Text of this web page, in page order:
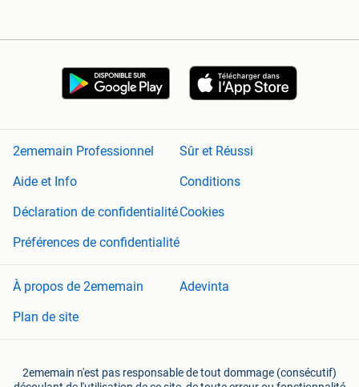
2ememain Professionnel
Sûr et Réussi
Aide et Info
Conditions
Déclaration de confidentialitéCookies
Préférences de confidentialité
À propos de 2ememain
Adevinta
Plan de site
2ememain n'est pas responsable de tout dommage (consécutif)